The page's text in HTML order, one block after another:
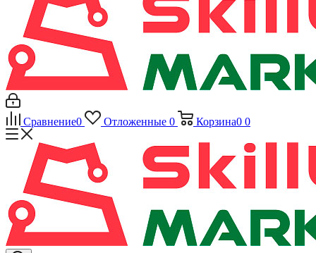
Сравнение0 Отложенные 0 Корзина0 0